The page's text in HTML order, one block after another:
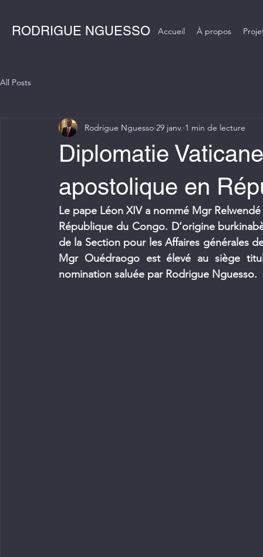
RODRIGUE NGUESSO Accueil À propos
All Posts
Diplomatie
apostolique en
Rodrigue Nguesso 29 janv. 1 min de lecture
Le pape Léon XIV a nommé Mgr
République du Congo. D’origine
de la Section pour les Affaires générales
Mgr Ouédraogo est élevé au siège
nomination saluée par Rodrigue Nguesso.